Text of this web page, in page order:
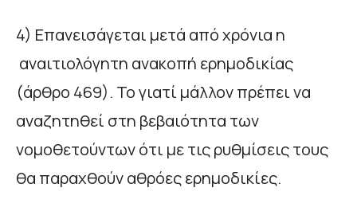
4) Επανεισάγεται μετά από χρόνια η
αναιτιολόγητη ανακοπή ερημοδικίας
(άρθρο 469). Το γιατί μάλλον πρέπει να
αναζητηθεί στη βεβαιότητα των
νομοθετούντων ότι με τις ρυθμίσεις τους
θα παραχθούν αθρόες ερημοδικίες.